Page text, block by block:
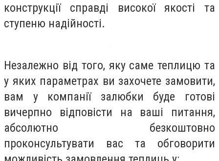
конструкції справді високої якості та
ступеню надійності.
Незалежно від того, яку саме теплицю та
у яких параметрах ви захочете замовити,
вам у компанії залюбки буде готові
вичерпно відповісти на ваші питання,
абсолютно безкоштовно
проконсультувати вас та обговорити